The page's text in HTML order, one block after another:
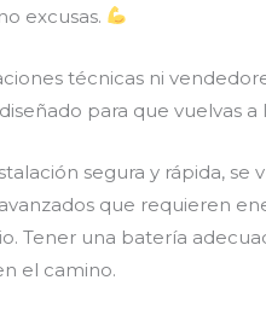
excusas.
técnicas ni
para que vuelvas
segura y rápida,
que requieren
Tener una batería
el camino.